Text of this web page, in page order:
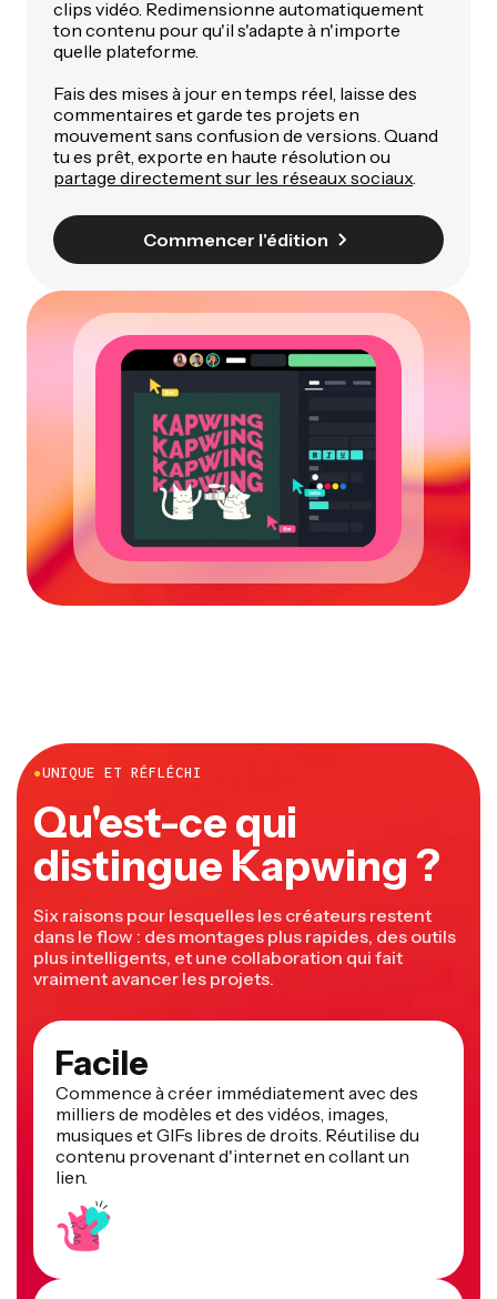
clips vidéo. Redimensionne automatiquement
ton contenu pour qu'il s'adapte à n'importe
quelle plateforme.
Fais des mises à jour en temps réel, laisse des
commentaires et garde tes projets en
mouvement sans confusion de versions. Quand
tu es prêt, exporte en haute résolution ou
partage directement sur les réseaux sociaux.
Commencer l'édition
●UNIQUE ET RÉFLÉCHI
Qu'est-ce qui
distingue Kapwing ?
Six raisons pour lesquelles les créateurs restent
dans le flow : des montages plus rapides, des outils
plus intelligents, et une collaboration qui fait
vraiment avancer les projets.
Facile
Commence à créer immédiatement avec des
milliers de modèles et des vidéos, images,
musiques et GIFs libres de droits. Réutilise du
contenu provenant d'internet en collant un
lien.